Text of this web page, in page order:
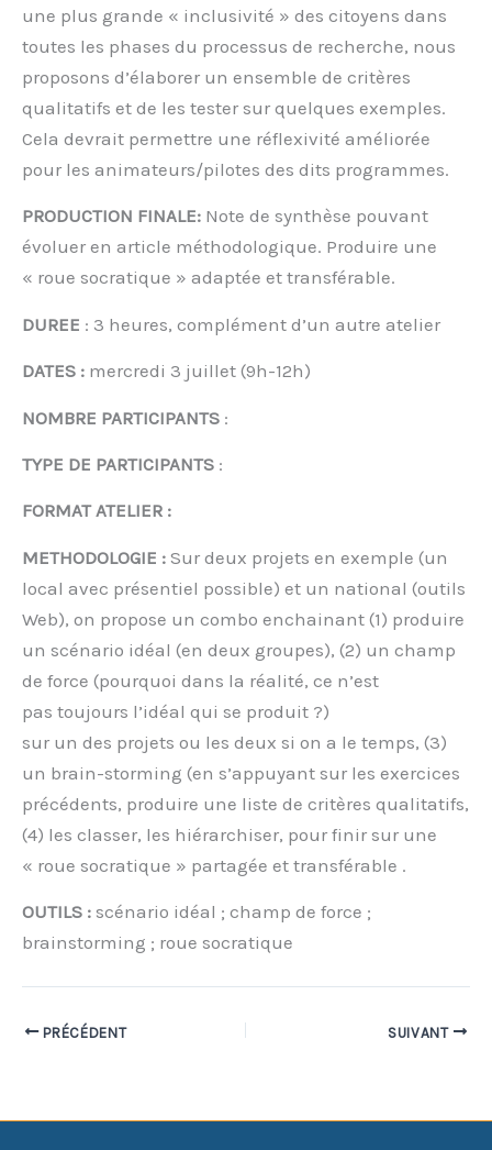
une plus grande « inclusivité » des citoyens dans
toutes les phases du processus de recherche, nous
proposons d’élaborer un ensemble de critères
qualitatifs et de les tester sur quelques exemples.
Cela devrait permettre une réflexivité améliorée
pour les animateurs/pilotes des dits programmes.
PRODUCTION FINALE: Note de synthèse pouvant
évoluer en article méthodologique. Produire une
« roue socratique » adaptée et transférable.
DUREE : 3 heures, complément d’un autre atelier
DATES : mercredi 3 juillet (9h-12h)
NOMBRE PARTICIPANTS :
TYPE DE PARTICIPANTS :
FORMAT ATELIER :
METHODOLOGIE : Sur deux projets en exemple (un
local avec présentiel possible) et un national (outils
Web), on propose un combo enchainant (1) produire
un scénario idéal (en deux groupes), (2) un champ
de force (pourquoi dans la réalité, ce n’est
pas toujours l’idéal qui se produit ?)
sur un des projets ou les deux si on a le temps, (3)
un brain-storming (en s’appuyant sur les exercices
précédents, produire une liste de critères qualitatifs,
(4) les classer, les hiérarchiser, pour finir sur une
« roue socratique » partagée et transférable .
OUTILS : scénario idéal ; champ de force ;
brainstorming ; roue socratique
PRÉCÉDENT SUIVANT